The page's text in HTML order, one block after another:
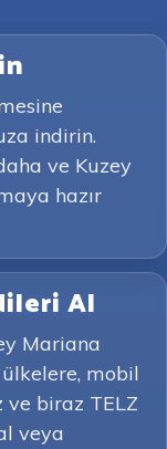
indirin.
ve Kuzey
hazır
Al
Mariana
mobil
ve biraz TELZ
veya